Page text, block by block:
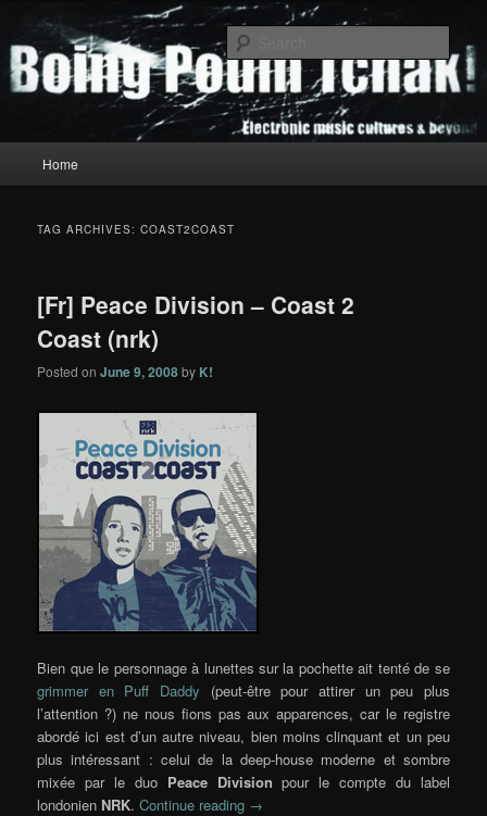
primary
content
secondary
contentBoing Poum Tchak!
Home
TAG ARCHIVES:COAST2COAST
[Fr] Peace Division – Coast 2
Coast (nrk)
Posted onJune 9, 2008by K!
Bien que le personnage à lunettes sur la pochette ait tenté de se
grimmer en Puff Daddy (peut-être pour attirer un peu plus
l’attention ?) ne nous fions pas aux apparences, car le registre
abordé ici est d’un autre niveau, bien moins clinquant et un peu
plus intéressant : celui de la deep-house moderne et sombre
mixée par le duo Peace Divisionpour le compte du label
londonien NRK.Continue reading →